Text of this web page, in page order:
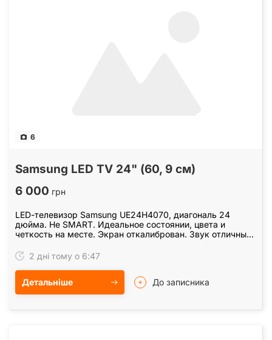
6
Samsung LED TV 24" (60, 9 см)
6 000 грн
LED-телевизор Samsung UE24H4070, диагональ 24
дюйма. Не SMART. Идеальное состоянии, цвета и
четкость на месте. Экран откалиброван. Звук отличный,
2 дні тому о 6:47
Детальніше До записника